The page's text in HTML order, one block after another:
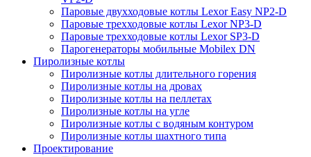
Паровые двухходовые котлы Lexor Easy NP2-D
Паровые трехходовые котлы Lexor NP3-D
Паровые трехходовые котлы Lexor SP3-D
Парогенераторы мобильные Mobilex DN
Пиролизные котлы
Пиролизные котлы длительного горения
Пиролизные котлы на дровах
Пиролизные котлы на пеллетах
Пиролизные котлы на угле
Пиролизные котлы с водяным контуром
Пиролизные котлы шахтного типа
Проектирование